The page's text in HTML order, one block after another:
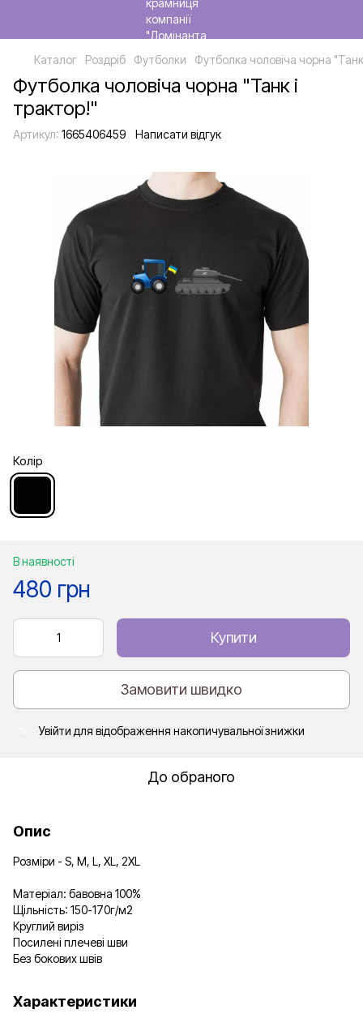
Каталог Роздріб Футболки Футболка чоловіча чорна
Футболка чоловіча чорна "Танк і
трактор!"
Артикул: 1665406459 Написати відгук
Колір
В наявності
480 грн
Купити
Замовити швидко
Увійти для відображення накопичувальної знижки
До обраного
Опис
Розміри - S, M, L, XL, 2XL
Матеріал: бавовна 100%
Щільність: 150-170г/м2
Круглий виріз
Посилені плечеві шви
Без бокових швів
Характеристики